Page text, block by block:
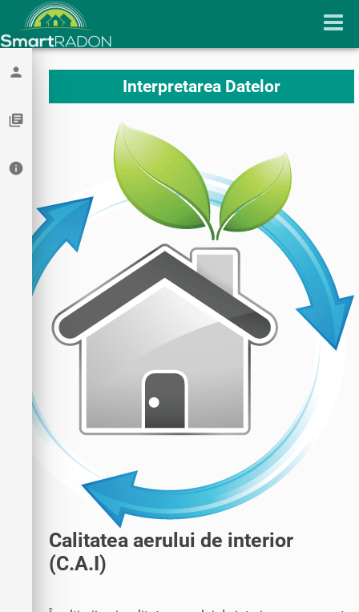
person
library_books
info
Interpretarea Datelor
Calitatea aerului de interior
(C.A.I)